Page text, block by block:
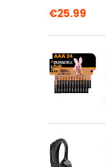
€25.99